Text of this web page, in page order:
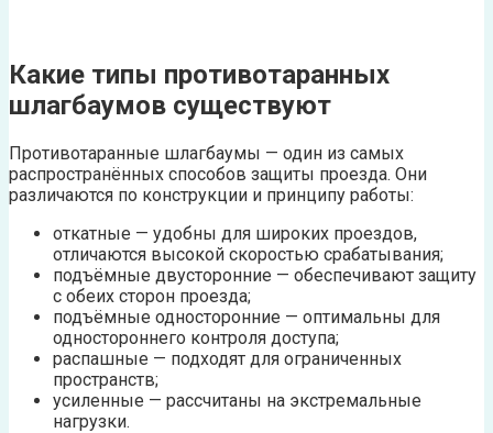
Какие типы противотаранных
шлагбаумов существуют
Противотаранные шлагбаумы — один из самых
распространённых способов защиты проезда. Они
различаются по конструкции и принципу работы:
откатные — удобны для широких проездов,
отличаются высокой скоростью срабатывания;
подъёмные двусторонние — обеспечивают защиту
с обеих сторон проезда;
подъёмные односторонние — оптимальны для
одностороннего контроля доступа;
распашные — подходят для ограниченных
пространств;
усиленные — рассчитаны на экстремальные
нагрузки.